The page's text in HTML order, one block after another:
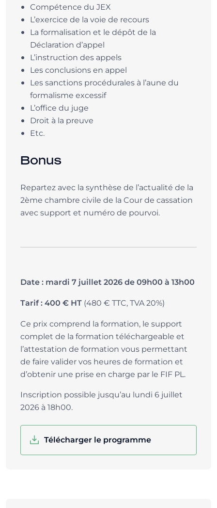
Compétence du JEX
L’exercice de la voie de recours
La formalisation et le dépôt de la
Déclaration d’appel
L’instruction des appels
Les conclusions en appel
Les sanctions procédurales à l’aune du
formalisme excessif
L’office du juge
Droit à la preuve
Etc.
Bonus
Repartez avec la synthèse de l’actualité de la
2ème chambre civile de la Cour de cassation
avec support et numéro de pourvoi.
Date : mardi 7 juillet 2026 de 09h00 à 13h00
Tarif : 400 € HT (480 € TTC, TVA 20%)
Ce prix comprend la formation, le support
complet de la formation téléchargeable et
l’attestation de formation vous permettant
de faire valider vos heures de formation et
d’obtenir une prise en charge par le FIF PL.
Inscription possible jusqu’au lundi 6 juillet
2026 à 18h00.
Télécharger le programme